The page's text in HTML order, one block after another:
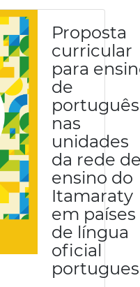
Proposta
curricular
para
de
português
nas
unidades
da rede
ensino do
Itamaraty
em países
de língua
oficial